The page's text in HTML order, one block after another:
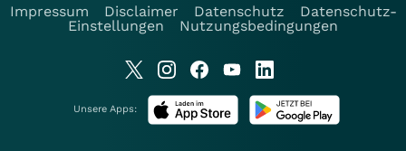
Impressum
Disclaimer Datenschutz
Datenschutz-
Einstellungen
Nutzungsbedingungen
Unsere Apps: